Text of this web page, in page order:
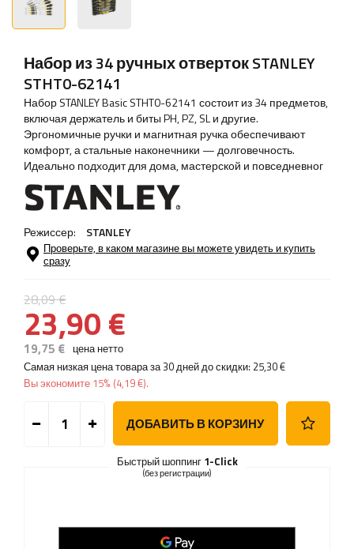
Набор из 34 ручных отверток STANLEY
STHT0-62141
Набор STANLEY Basic STHT0-62141 состоит из 34 предметов,
включая держатель и биты PH, PZ, SL и другие.
Эргономичные ручки и магнитная ручка обеспечивают
комфорт, а стальные наконечники — долговечность.
Идеально подходит для дома, мастерской и повседневног
Режиссер: STANLEY
Проверьте, в каком магазине вы можете увидеть и купить
сразу
28,09 €
23,90 €
19,75 € цена нетто
Самая низкая цена товара за 30 дней до скидки: 25,30 €
Вы экономите 15% (4,19 €).
ДОБАВИТЬ В КОРЗИНУ
Быстрый шоппинг 1-Click
(без регистрации)